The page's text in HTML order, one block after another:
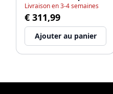
chromé
Livraison en 3-4 semaines
€ 311,99
Ajouter au panier